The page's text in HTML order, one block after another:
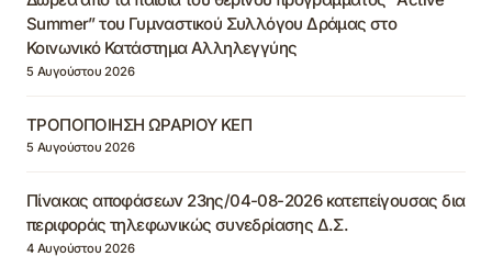
Summer” του Γυμναστικού Συλλόγου Δράμας στο
Κοινωνικό Κατάστημα Αλληλεγγύης
5 Αυγούστου 2026
ΤΡΟΠΟΠΟΙΗΣΗ ΩΡΑΡΙΟΥ ΚΕΠ
5 Αυγούστου 2026
Πίνακας αποφάσεων 23ης/04-08-2026 κατεπείγουσας δια
περιφοράς τηλεφωνικώς συνεδρίασης Δ.Σ.
4 Αυγούστου 2026